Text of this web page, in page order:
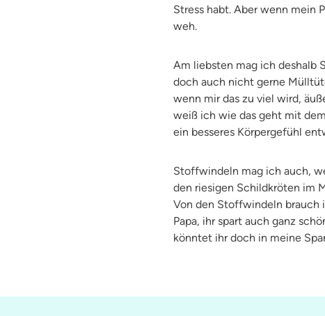
Stress habt. Aber wenn mein
weh.
Am liebsten mag ich deshalb
doch auch nicht gerne
wenn mir das zu viel wird,
weiß ich wie das geht mit
ein besseres Körpergefühl
Stoffwindeln mag ich auch,
den riesigen Schildkröten im
Von den Stoffwindeln brauch
Papa, ihr spart auch ganz
könntet ihr doch in meine